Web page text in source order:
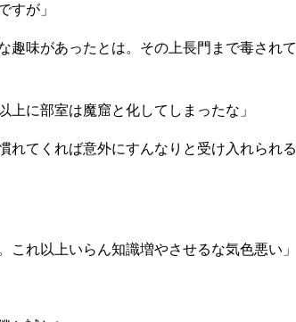
すが」
趣味があったとは。その上長門まで毒されて
に部室は魔窟と化してしまったな」
てくれば意外にすんなりと受け入れられる
れ以上いらん知識増やさせるな気色悪い」